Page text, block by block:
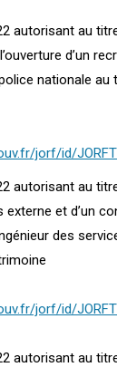
autorisant au
d’un
nationale au
jorf/id/
autorisant au
externe et d’un
des
jorf/id/
autorisant au